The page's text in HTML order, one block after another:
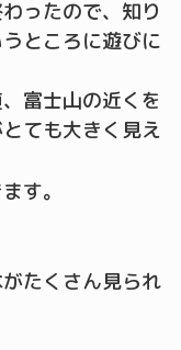
ったので、知り
ところに遊びに
富士山の近くを
ても大きく見え
す。
たくさん見られ